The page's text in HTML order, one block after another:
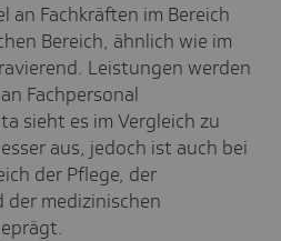
an Fachkräften im Bereich
Bereich, ähnlich wie im
Leistungen werden
Fachpersonal
sieht es im Vergleich zu
aus, jedoch ist auch bei
der Pflege, der
der medizinischen